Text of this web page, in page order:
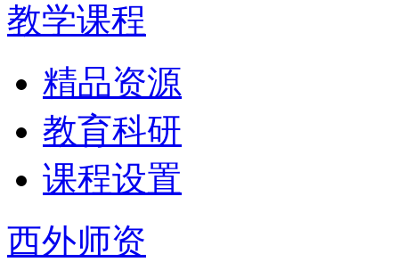
教学课程
精品资源
教育科研
课程设置
西外师资